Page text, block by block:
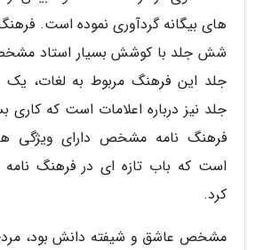
های بیگانه گردآوری نموده است.
شش جلد با کوشش بسیار استاد
جلد این فرهنگ مربوط به لغات،
جلد نیز درباره اعلامات است که
فرهنگ نامه مشخص دارای ویژگی
است که باب تازه ای در فرهنگ نامه
کرد.
مشخص عاشق و شیفته دانش بود،